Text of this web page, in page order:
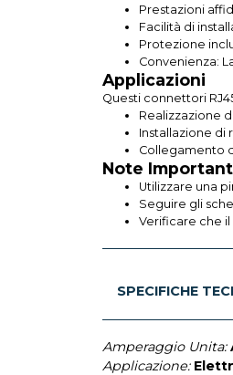
Prestazioni
Facilità di
Protezione
Convenienza:
Applicazioni
Questi connettori
Realizzazione
Installazione di
Collegamento
Note
Utilizzare una
Seguire gli
Verificare che
SPECIFICHE
Amperaggio Unita:
Applicazione: